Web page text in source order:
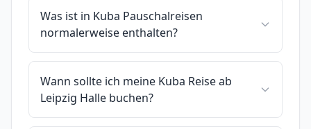
Was ist in Kuba Pauschalreisen
normalerweise enthalten?
Wann sollte ich meine Kuba Reise ab
Leipzig Halle buchen?